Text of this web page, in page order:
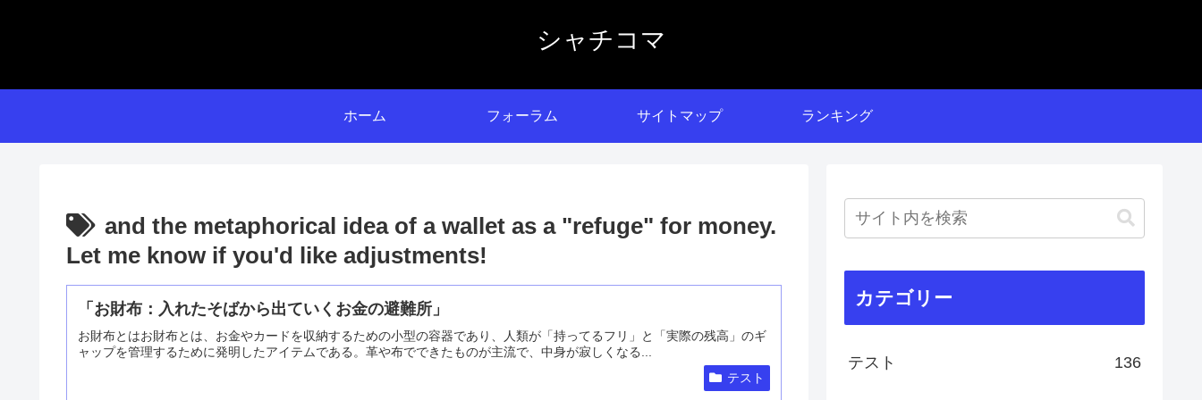
シャチコマ
ホーム フォーラム サイトマップ ランキング
and the metaphorical idea of a wallet as a "refuge" for money.
Let me know if you'd like adjustments!
「お財布：入れたそばから出ていくお金の避難所」
お財布とはお財布とは、お金やカードを収納するための小型の容器であり、人類が「持ってるフリ」と「実際の残高」のギ
ャップを管理するために発明したアイテムである。革や布でできたものが主流で、中身が寂しくなる...
テスト
カテゴリー
テスト 136